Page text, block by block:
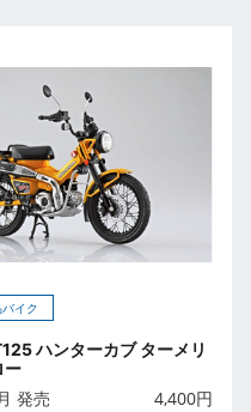
イク
ハンターカブ ターメリ
ー
発売 4,400円